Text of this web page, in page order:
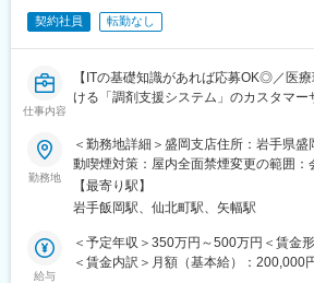
◇社内ITインフラの管理・運用
・IT資産（PC・サーバー・ネットワーク
・外部ベンダーとの折衝やディレクシ
強化
■ポジションの魅力：
進できるポジションです。
また当社では、地域社会や環境、防災、
題の解決を目的としたプロジェクトにも
の立場からそれらに関与することができ
見交換やアイデア提案が歓迎される環
自由闊達な議論を通じて、新しい価値
契約社員 転勤なし
仕事内容
【ITの基礎知識があれば応募OK◎／医
ける「調剤支援システム」のカスタマ
【はじめに】
当ポジションは自社販売している大型
用～保守を担うシステムエンジニア職と
からチャレンジできる事に加えて、メー
求人となっております。IT領域へキャ
迎しております！
勤務地
＜勤務地詳細＞盛岡支店住所：岩手県
動喫煙対策：屋内全面禁煙変更の範囲：
モートワーク含む）
【最寄り駅】
岩手飯岡駅、仙北町駅、矢幅駅
給与
＜予定年収＞350万円～500万円＜賃金
＜賃金内訳＞月額（基本給）：200,000